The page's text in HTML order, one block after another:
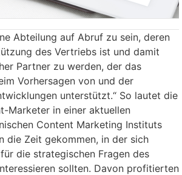
Abteilung auf Abruf zu sein, deren
des Vertriebs ist und damit
Partner zu werden, der das
Vorhersagen von und der
unterstützt.“ So lautet die
Marketer in einer aktuellen
Content Marketing Instituts
die Zeit gekommen, in der sich
die strategischen Fragen des
sollten. Davon profitierten